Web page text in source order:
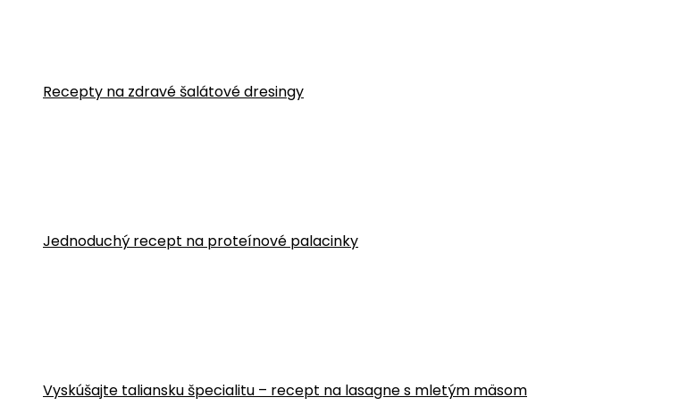
Recepty na zdravé šalátové dresingy
Jednoduchý recept na proteínové palacinky
Vyskúšajte taliansku špecialitu – recept na lasagne s mletým mäsom